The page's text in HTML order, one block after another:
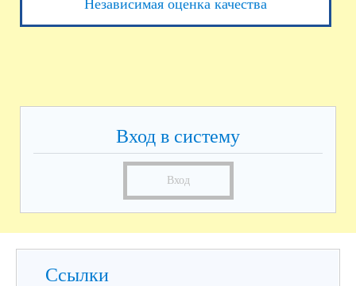
Независимая оценка качества
Вход в систему
Вход
Ссылки